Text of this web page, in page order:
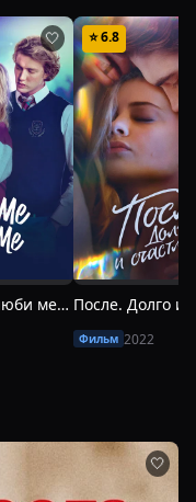
🤍
Люби меня, люби меня
⭐6.8
Фильм 2022
🤍